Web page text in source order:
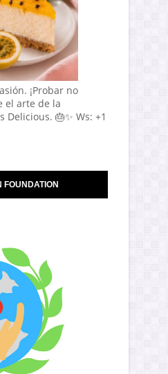
¡Probar no
el arte de la
🎂✨ Ws: +1
FOUNDATION